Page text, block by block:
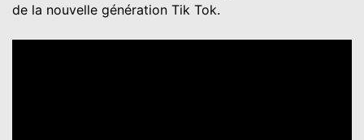
de la nouvelle génération Tik Tok.